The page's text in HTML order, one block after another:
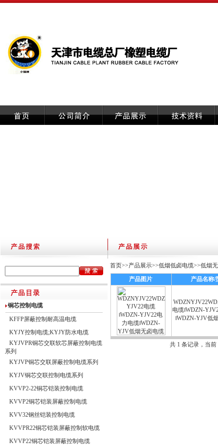
铜芯控制电缆
KFFP屏蔽控制耐高温电缆
KYJY控制电缆;KYJY防水电缆
KYJVPR铜芯交联软芯屏蔽控制电缆
系列
KYJVP铜芯交联屏蔽控制电缆系列
KYJV铜芯交联控制电缆系列
KVVP2-22铜芯铠装控制电缆
KVVP2铜芯铠装屏蔽控制电缆
KVV32钢丝铠装控制电缆
KVVPR22铜芯铠装屏蔽控制软电缆
KVVP22铜芯铠装屏蔽控制电缆
首页>>产品展示>>低烟低卤电缆>>低烟
产品图片
产品名称/
电缆‖WDZN-
‖WDZN-YJV低
共 1 条记录，当